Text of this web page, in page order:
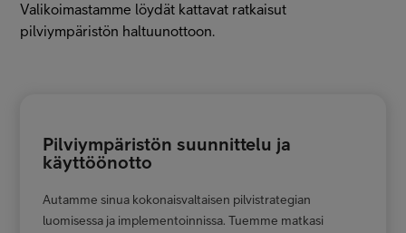
Valikoimastamme löydät kattavat ratkaisut
pilviympäristön haltuunottoon.
Pilviympäristön suunnittelu ja
käyttöönotto
Autamme sinua kokonaisvaltaisen pilvistrategian
luomisessa ja implementoinnissa. Tuemme matkasi